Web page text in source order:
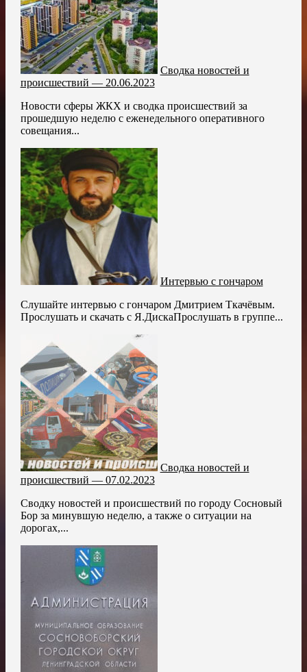
Сводка новостей и
происшествий — 20.06.2023
Новости сферы ЖКХ и сводка происшествий за
прошедшую неделю с еженедельного оперативного
совещания...
Интервью с гончаром
Слушайте интервью с гончаром Дмитрием Ткачёвым.
Прослушать и скачать с Я.ДискаПрослушать в группе...
Сводка новостей и
происшествий — 07.02.2023
Сводку новостей и происшествий по городу Сосновый
Бор за минувшую неделю, а также о ситуации на
дорогах,...